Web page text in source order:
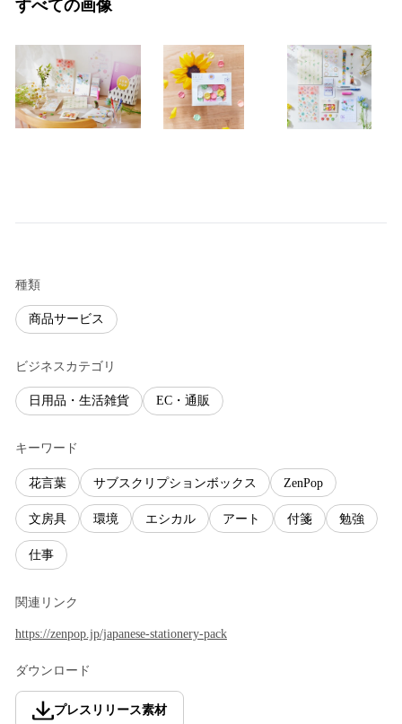
すべての画像
種類
商品サービス
ビジネスカテゴリ
日用品・生活雑貨 EC・通販
キーワード
花言葉 サブスクリプションボックス ZenPop
文房具 環境 エシカル アート 付箋 勉強
仕事
関連リンク
https://zenpop.jp/japanese-stationery-pack
ダウンロード
プレスリリース素材